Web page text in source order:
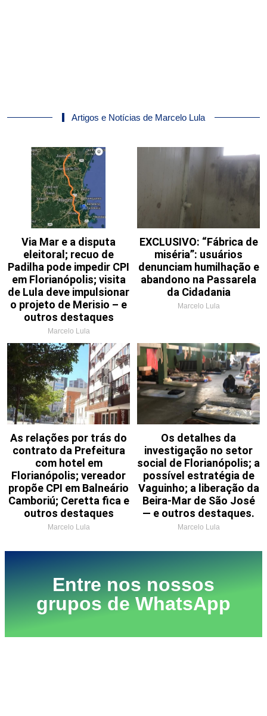
Artigos e Notícias de Marcelo Lula
Via Mar e a disputa
eleitoral; recuo de
Padilha pode impedir CPI
em Florianópolis; visita
de Lula deve impulsionar
o projeto de Merisio – e
outros destaques
Marcelo Lula
EXCLUSIVO: “Fábrica de
miséria”: usuários
denunciam humilhação e
abandono na Passarela
da Cidadania
Marcelo Lula
As relações por trás do
contrato da Prefeitura
com hotel em
Florianópolis; vereador
propõe CPI em Balneário
Camboriú; Ceretta fica e
outros destaques
Marcelo Lula
Os detalhes da
investigação no setor
social de Florianópolis; a
possível estratégia de
Vaguinho; a liberação da
Beira-Mar de São José
— e outros destaques.
Marcelo Lula
Entre nos nossos
grupos de WhatsApp